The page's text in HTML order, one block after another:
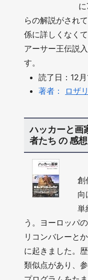
らの解説がされ
係に詳しくなく
アーサー王伝説
す。
読了日：12月
著者：
ロザ
ハッカーと画
者たち の 感想
創
向
単
う。ヨーロッパ
リコンバレーと
に起きました。
類似点があり、